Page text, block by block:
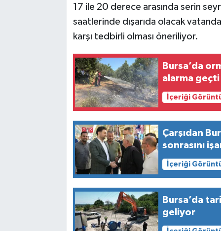
17 ile 20 derece arasında serin
saatlerinde dışarıda olacak
karşı tedbirli olması öneriliyor.
Bursa’da
alarma geçti
İçeriği
Çarşıdan
sonrasını
İçeriği
Bursa’da
geliyor